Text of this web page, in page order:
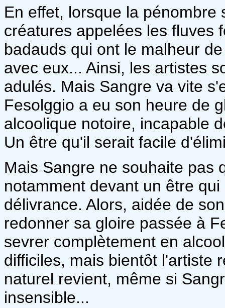
En effet, lorsque la pénombre
créatures appelées les fluves
badauds qui ont le malheur
avec eux... Ainsi, les artistes
adulés. Mais Sangre va vite
Fesolggio a eu son heure de
alcoolique notoire, incapable
Un être qu'il serait facile
Mais Sangre ne souhaite pas
notamment devant un être
délivrance. Alors, aidée de
redonner sa gloire passée à
sevrer complètement en
difficiles, mais bientôt l'artiste
naturel revient, même si
insensible...